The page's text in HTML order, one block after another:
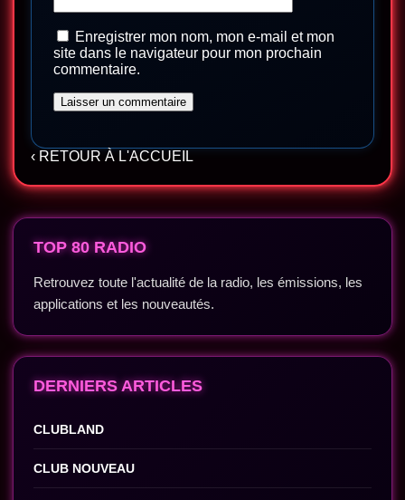
Enregistrer mon nom, mon e-mail et mon
site dans le navigateur pour mon prochain
commentaire.
‹ RETOUR À L'ACCUEIL
TOP 80 RADIO
Retrouvez toute l'actualité de la radio, les émissions, les
applications et les nouveautés.
DERNIERS ARTICLES
CLUBLAND
CLUB NOUVEAU